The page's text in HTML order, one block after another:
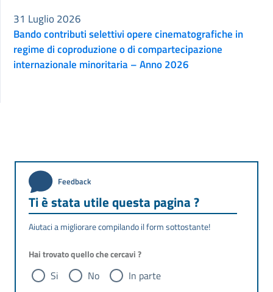
Bando contributi selettivi opere cinematografiche in
regime di coproduzione o di compartecipazione
internazionale minoritaria – Anno 2026
31 Luglio 2026
Feedback
Ti è stata utile questa pagina ?
Aiutaci a migliorare compilando il form sottostante!
Hai trovato quello che cercavi ?
Si No In parte